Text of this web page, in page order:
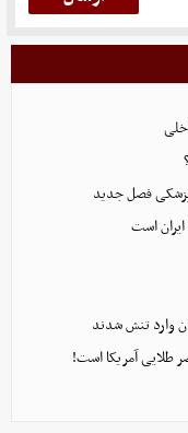
فصل جدید
است
طلایی آمریکا است!